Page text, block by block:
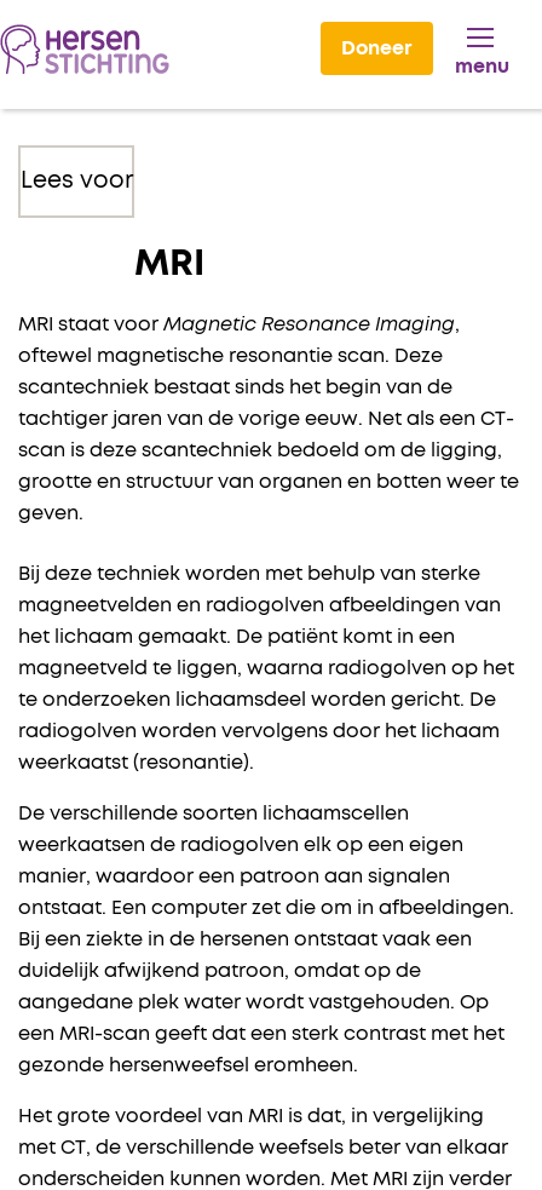
Doneer
menu
Lees voor
MRI
MRI staat voor Magnetic Resonance Imaging,
oftewel magnetische resonantie scan. Deze
scantechniek bestaat sinds het begin van de
tachtiger jaren van de vorige eeuw. Net als een CT-
scan is deze scantechniek bedoeld om de ligging,
grootte en structuur van organen en botten weer te
geven.
Bij deze techniek worden met behulp van sterke
magneetvelden en radiogolven afbeeldingen van
het lichaam gemaakt. De patiënt komt in een
magneetveld te liggen, waarna radiogolven op het
te onderzoeken lichaamsdeel worden gericht. De
radiogolven worden vervolgens door het lichaam
weerkaatst (resonantie).
De verschillende soorten lichaamscellen
weerkaatsen de radiogolven elk op een eigen
manier, waardoor een patroon aan signalen
ontstaat. Een computer zet die om in afbeeldingen.
Bij een ziekte in de hersenen ontstaat vaak een
duidelijk afwijkend patroon, omdat op de
aangedane plek water wordt vastgehouden. Op
een MRI-scan geeft dat een sterk contrast met het
gezonde hersenweefsel eromheen.
Het grote voordeel van MRI is dat, in vergelijking
met CT, de verschillende weefsels beter van elkaar
onderscheiden kunnen worden. Met MRI zijn verder